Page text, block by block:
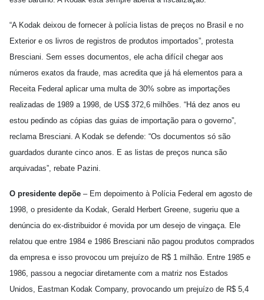
“A Kodak deixou de fornecer à polícia listas de preços no Brasil e no
Exterior e os livros de registros de produtos importados”, protesta
Bresciani. Sem esses documentos, ele acha difícil chegar aos
números exatos da fraude, mas acredita que já há elementos para a
Receita Federal aplicar uma multa de 30% sobre as importações
realizadas de 1989 a 1998, de US$ 372,6 milhões. “Há dez anos eu
estou pedindo as cópias das guias de importação para o governo”,
reclama Bresciani. A Kodak se defende: “Os documentos só são
guardados durante cinco anos. E as listas de preços nunca são
arquivadas”, rebate Pazini.
O presidente depõe – Em depoimento à Polícia Federal em agosto de
1998, o presidente da Kodak, Gerald Herbert Greene, sugeriu que a
denúncia do ex-distribuidor é movida por um desejo de vingaça. Ele
relatou que entre 1984 e 1986 Bresciani não pagou produtos comprados
da empresa e isso provocou um prejuízo de R$ 1 milhão. Entre 1985 e
1986, passou a negociar diretamente com a matriz nos Estados
Unidos, Eastman Kodak Company, provocando um prejuízo de R$ 5,4